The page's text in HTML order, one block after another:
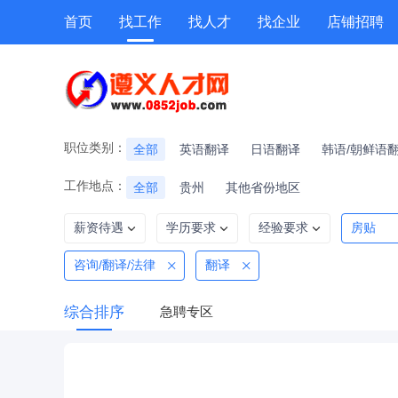
首页 找工作 找人才 找企业 店铺招聘
职位类别： 全部 英语翻译 日语翻译 韩语/朝鲜语
工作地点： 全部 贵州 其他省份地区
薪资待遇 学历要求 经验要求 房贴
咨询/翻译/法律 翻译
综合排序 急聘专区